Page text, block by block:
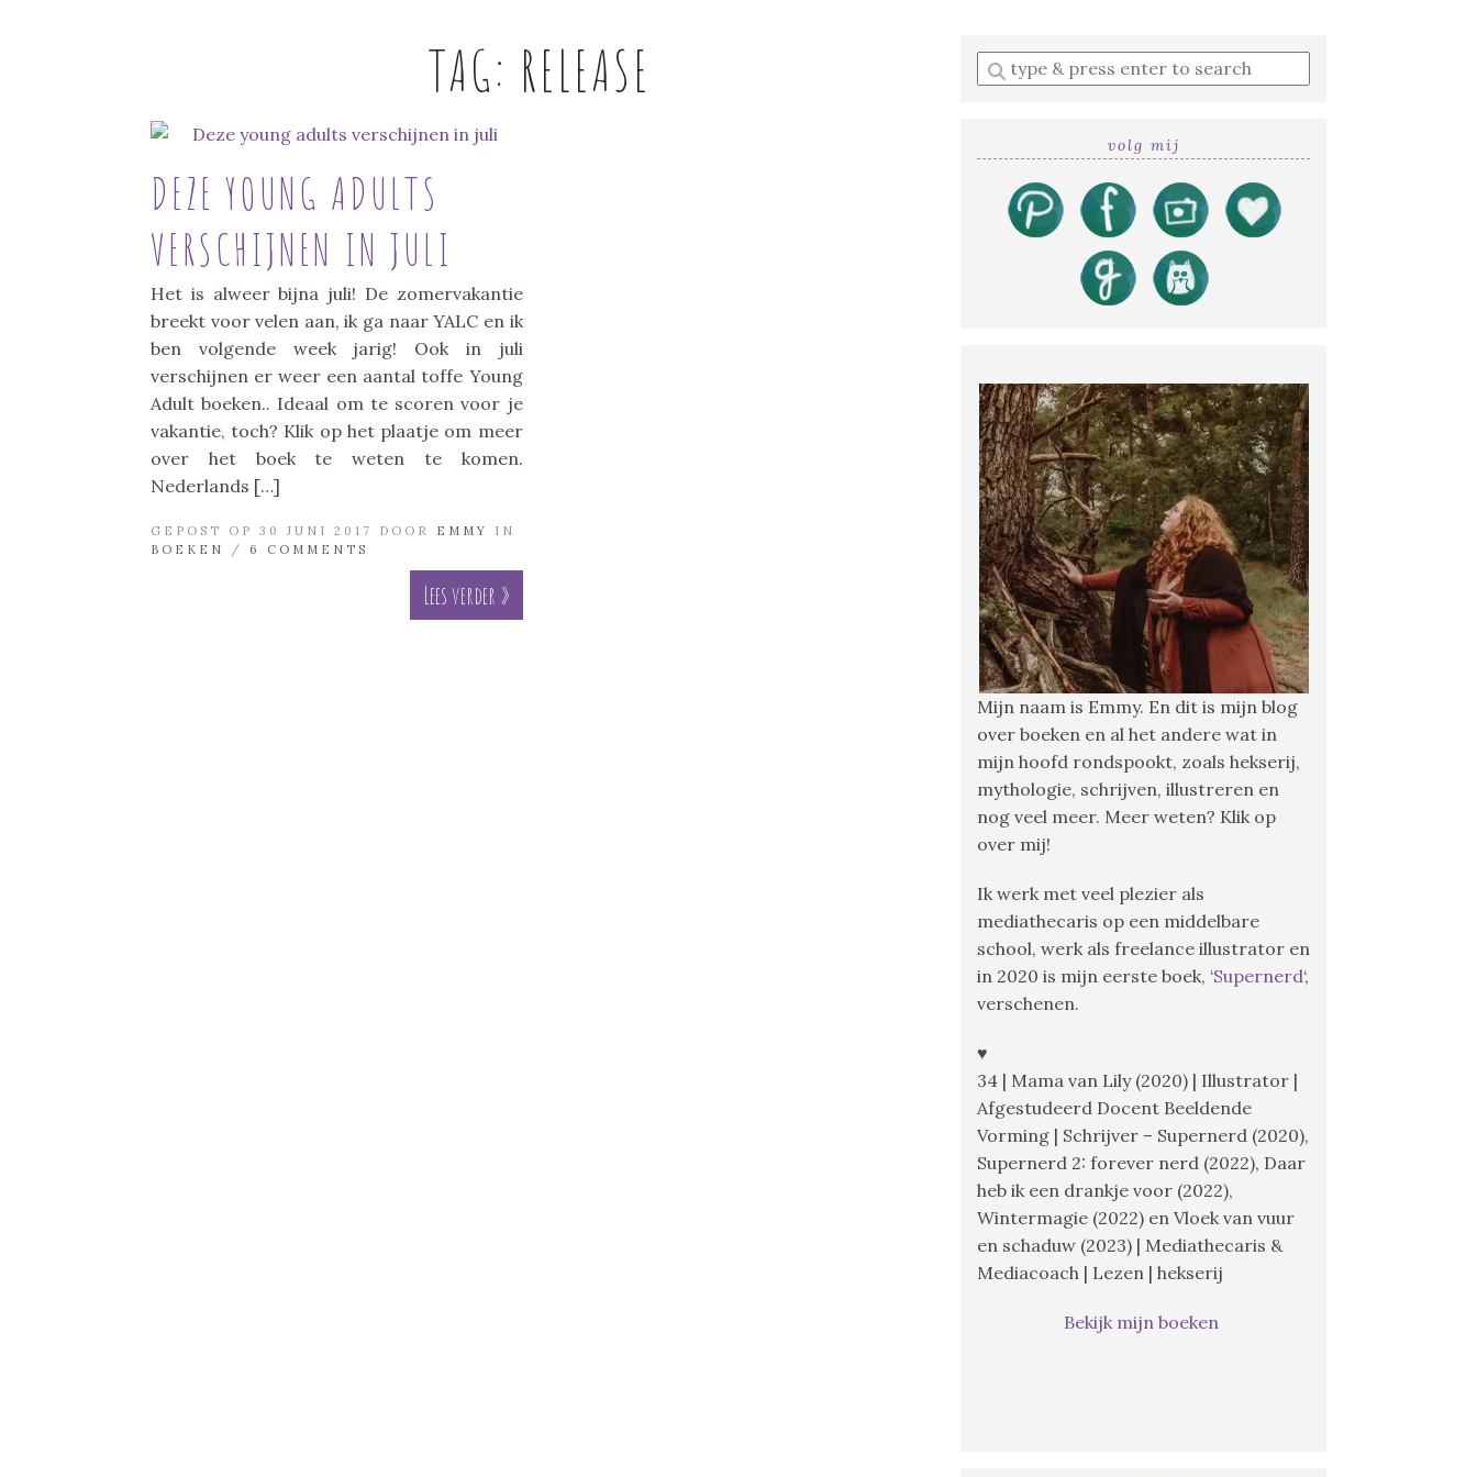
TAG: RELEASE
DEZE YOUNG ADULTS
VERSCHIJNEN IN JULI
Het is alweer bijna juli! De zomervakantie
breekt voor velen aan, ik ga naar YALC en ik
ben volgende week jarig! Ook in juli
verschijnen er weer een aantal toffe Young
Adult boeken.. Ideaal om te scoren voor je
vakantie, toch? Klik op het plaatje om meer
over het boek te weten te komen.
Nederlands […]
GEPOST OP 30 JUNI 2017 DOOR EMMY
IN
BOEKEN
/ 6 COMMENTS
Lees verder »
Enter
a
volg mij
Mijn naam is Emmy. En dit is mijn blog
over boeken en al het andere wat in
mijn hoofd rondspookt, zoals hekserij,
mythologie, schrijven, illustreren en
nog veel meer. Meer weten? Klik op
over mij!
Ik werk met veel plezier als
mediathecaris op een middelbare
school, werk als freelance illustrator en
in 2020 is mijn eerste boek, ‘Supernerd‘,
verschenen.
♥
34 | Mama van Lily (2020) | Illustrator |
Afgestudeerd Docent Beeldende
Vorming | Schrijver – Supernerd (2020),
Supernerd 2: forever nerd (2022), Daar
heb ik een drankje voor (2022),
Wintermagie (2022) en Vloek van vuur
en schaduw (2023) | Mediathecaris &
Mediacoach | Lezen | hekserij
Bekijk mijn boeken